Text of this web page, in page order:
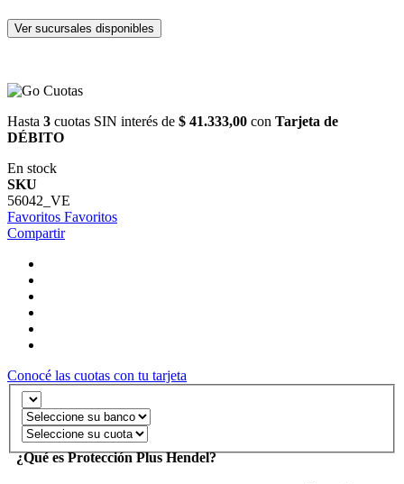
Ver sucursales disponibles
Hasta 3 cuotas SIN interés de $ 41.333,00 con Tarjeta de
DÉBITO
En stock
SKU
56042_VE
Favoritos Favoritos
Compartir
Conocé las cuotas con tu tarjeta
¿Qué es Protección Plus Hendel?